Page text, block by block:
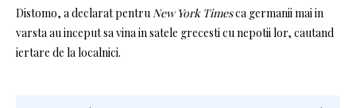
Distomo, a declarat pentruNew York Timesca germanii mai in
varsta au inceput sa vina in satele grecesti cu nepotii lor, cautand
iertare de la localnici.